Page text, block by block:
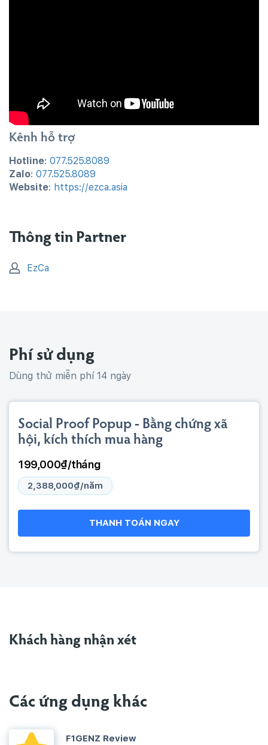
Kênh hỗ trợ
Hotline: 077.525.8089
Zalo: 077.525.8089
Website: https://ezca.asia
Thông tin Partner
EzCa
Phí sử dụng
Dùng thử miễn phí 14 ngày
Social Proof Popup - Bằng chứng xã
hội, kích thích mua hàng
199,000₫/tháng
2,388,000₫/năm
THANH TOÁN NGAY
Khách hàng nhận xét
Các ứng dụng khác
F1GENZ Review